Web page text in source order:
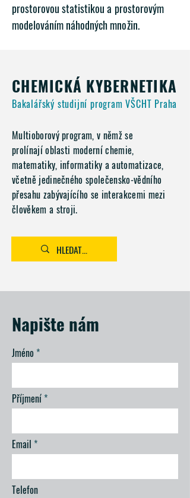
prostorovou statistikou a prostorovým
modelováním náhodných množin.
CHEMICKÁ KYBERNETIKA
Bakalářský studijní program VŠCHT Praha
Multioborový program, v němž se
prolínají oblasti moderní chemie,
matematiky, informatiky a automatizace,
včetně jedinečného společensko-vědního
přesahu zabývajícího se interakcemi mezi
člověkem a stroji.
Napište nám
Jméno
Příjmení
Email
Telefon